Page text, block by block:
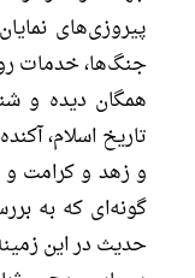
پیروزی‌های
جنگ‌ها، خدمات
همگان دیده و
تاریخ اسلام،
و زهد و کرامت و
گونه‌ای که به
حدیث در این